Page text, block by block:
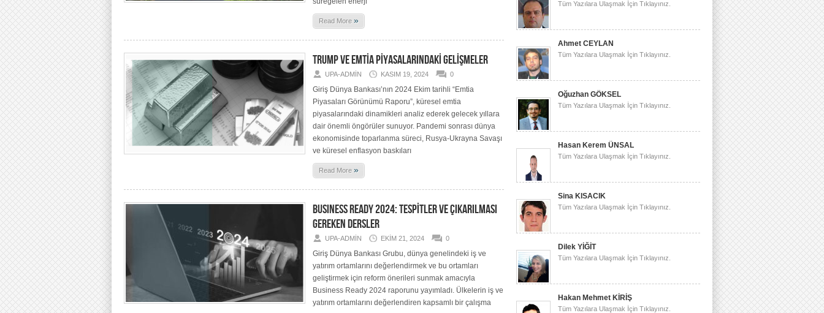
Read More »
TRUMP VE EMTİA PİYASALARINDAKİ GELİŞMELER
UPA-ADMIN KASIM 19, 2024 0
Giriş Dünya Bankası’nın 2024 Ekim tarihli “Emtia
Piyasaları Görünümü Raporu”, küresel emtia
piyasalarındaki dinamikleri analiz ederek gelecek yıllara
dair önemli öngörüler sunuyor. Pandemi sonrası dünya
ekonomisinde toparlanma süreci, Rusya-Ukrayna Savaşı
ve küresel enflasyon baskıları
Read More »
BUSINESS READY 2024: TESPİTLER VE ÇIKARILMASI
GEREKEN DERSLER
UPA-ADMIN EKIM 21, 2024 0
Giriş Dünya Bankası Grubu, dünya genelindeki iş ve
yatırım ortamlarını değerlendirmek ve bu ortamları
geliştirmek için reform önerileri sunmak amacıyla
Business Ready 2024 raporunu yayımladı. Ülkelerin iş ve
yatırım ortamlarını değerlendiren kapsamlı bir çalışma
Tüm Yazılara Ulaşmak İçin Tıklayınız.
Ahmet CEYLAN
Tüm Yazılara Ulaşmak İçin Tıklayınız.
Oğuzhan GÖKSEL
Tüm Yazılara Ulaşmak İçin Tıklayınız.
Hasan Kerem ÜNSAL
Tüm Yazılara Ulaşmak İçin Tıklayınız.
Sina KISACIK
Tüm Yazılara Ulaşmak İçin Tıklayınız.
Dilek YİĞİT
Tüm Yazılara Ulaşmak İçin Tıklayınız.
Hakan Mehmet KİRİŞ
Tüm Yazılara Ulaşmak İçin Tıklayınız.